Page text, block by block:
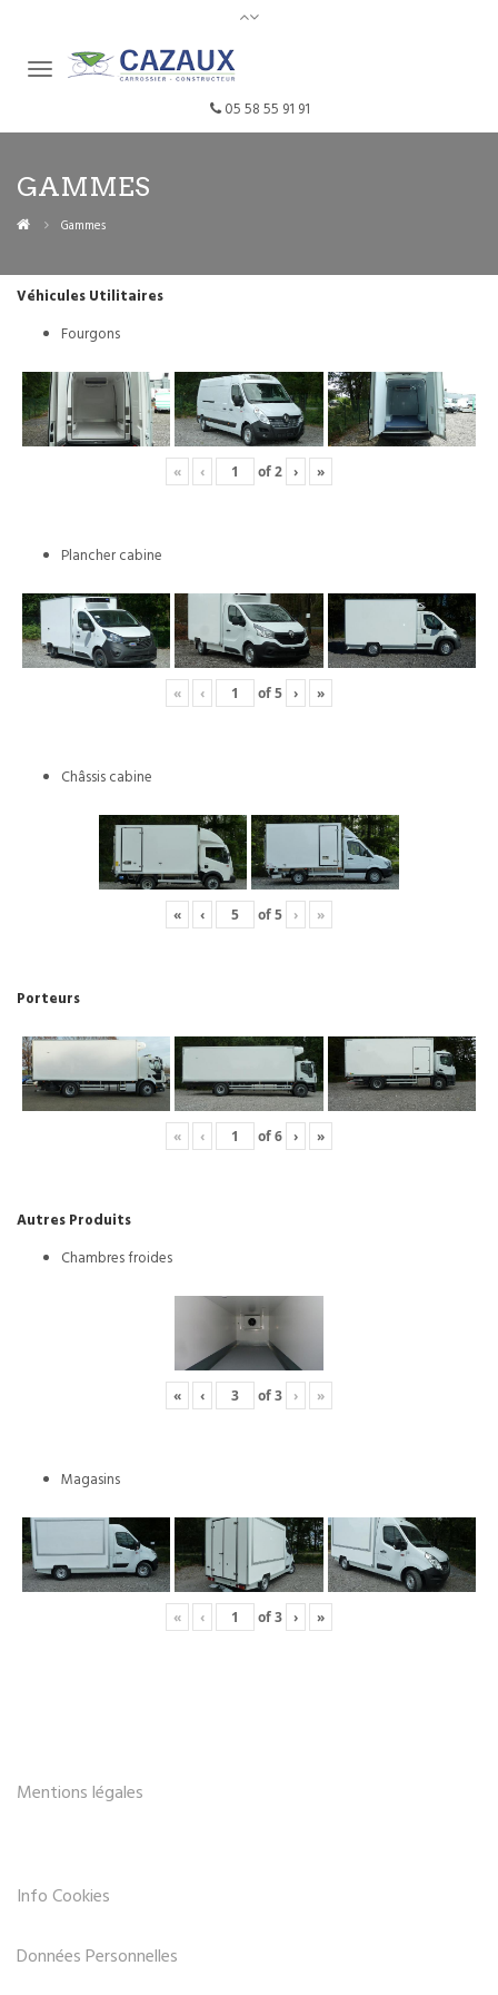
05 58 55 91 91
GAMMES
Gammes
Véhicules Utilitaires
Fourgons
« ‹ of2 › »
Plancher cabine
« ‹ of5 › »
Châssis cabine
« ‹ of5 › »
Porteurs
« ‹ of6 › »
Autres Produits
Chambres froides
« ‹ of3 › »
Magasins
« ‹ of3 › »
Mentions légales
Info Cookies
Données Personnelles